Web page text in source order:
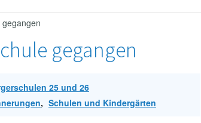
gegangen
25 und 26
, Schulen und Kindergärten